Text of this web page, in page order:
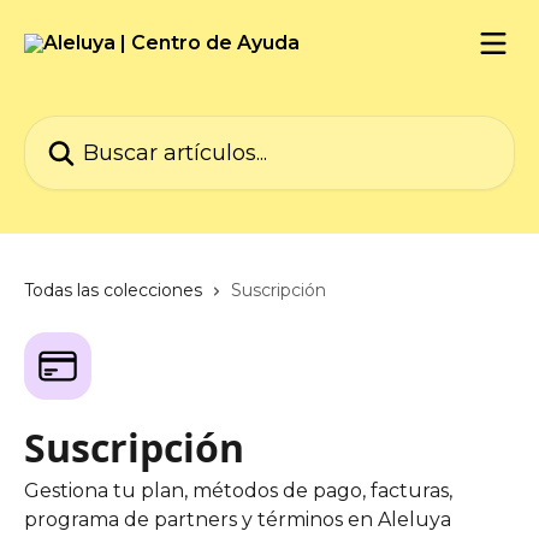
Buscar artículos...
Todas las colecciones Suscripción
Suscripción
Gestiona tu plan, métodos de pago, facturas,
programa de partners y términos en Aleluya